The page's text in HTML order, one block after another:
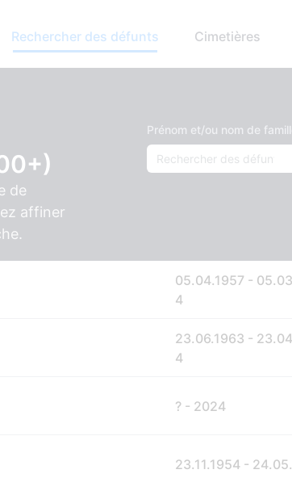
Rechercher des défunts Cimetières
de
affiner
Prénom et/ou nom de
05.04.1957 -
4
23.06.1963 -
4
? - 2024
23.11.1954 -